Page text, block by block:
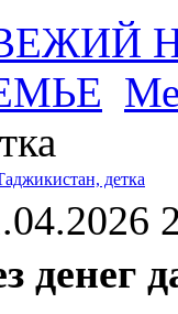
детка
денег